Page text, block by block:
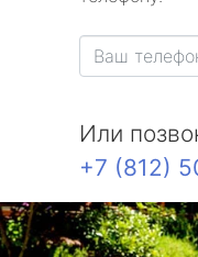
Или
+7 (812)